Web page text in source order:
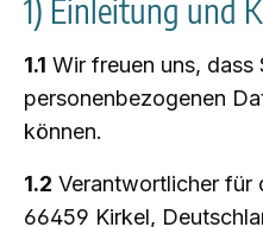
1) Einleitung und
1.1 Wir freuen uns, dass
personenbezogenen
können.
1.2 Verantwortlicher für
66459 Kirkel,